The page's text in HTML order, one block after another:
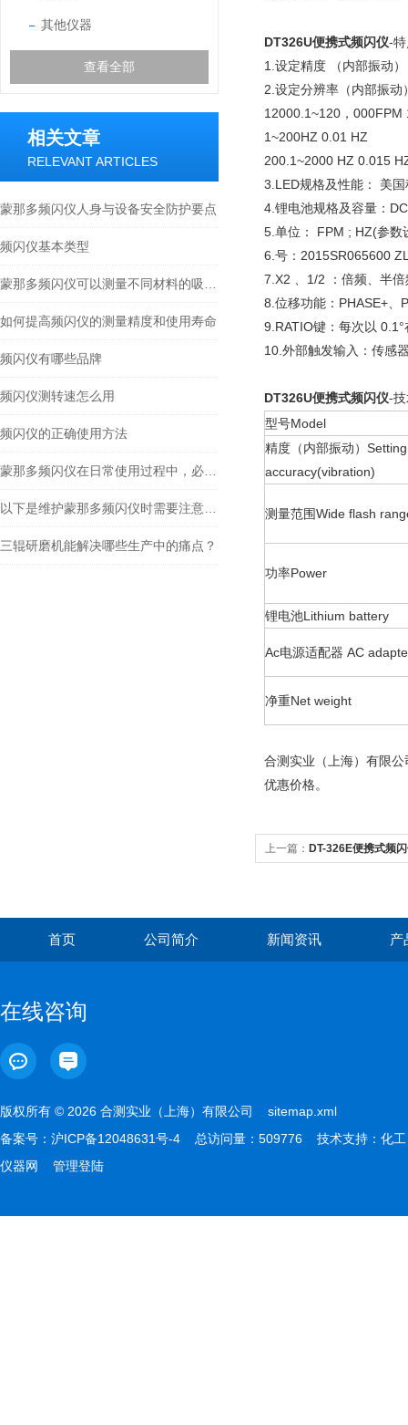
其他仪器
查看全部
相关文章
RELEVANT ARTICLES
蒙那多频闪仪人身与设备安全防护要点
频闪仪基本类型
如何提高频闪仪的测量精度和使用寿命
频闪仪有哪些品牌
频闪仪测转速怎么用
频闪仪的正确使用方法
三辊研磨机能解决哪些生产中的痛点？
DT326U便携式频闪仪-
1.设定精度 （内部振动
2.设定分辨率（内部振
12000.1~120，000FPM
1~200HZ 0.01 HZ
200.1~2000 HZ 0.015
3.LED规格及性能： 美
4.锂电池规格及容量：
5.单位： FPM ; HZ(参数
6.号：2015SR065600
7.X2 、1/2 ：倍频、半倍
8.位移功能：PHASE+、
9.RATIO键：每次以
10.外部触发输入：传感
DT326U便携式频闪仪-
型号Model
精度（内部振动）Setting
accuracy(vibration)
测量范围Wide flash
功率Power
锂电池Lithium battery
Ac电源适配器 AC
净重Net weight
合测实业（上海）有限公
优惠价格。
上一篇： DT-326E便携式频
首页 公司简介 新闻资讯 产
在线咨询
版权所有 © 2026 合测实业（上海）有限公司 sitemap.xml
备案号： 沪ICP备12048631号-4 总访问量：509776 技术支持： 化工
仪器网
管理登陆